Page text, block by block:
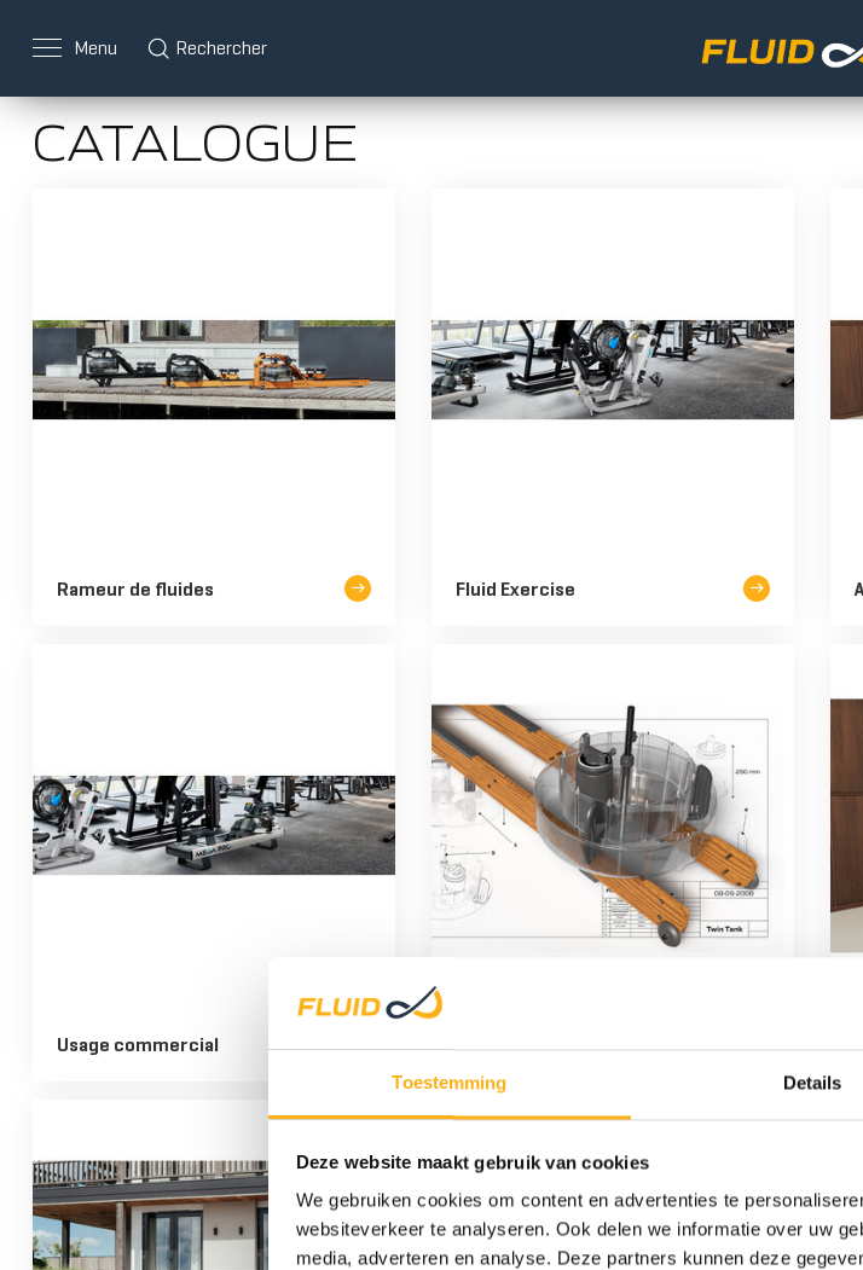
Toestemming Details
Deze website maakt gebruik van cookies
We gebruiken cookies om content en advertenties te
websiteverkeer te analyseren. Ook delen we informatie over uw
media, adverteren en analyse. Deze partners kunnen deze
TOUS LES RAMEURS
ACIER ACIER/
Menu Rechercher
CATALOGUE
Rameur de fluides Fluid Exercise
Usage commercial Conçu à la perfection